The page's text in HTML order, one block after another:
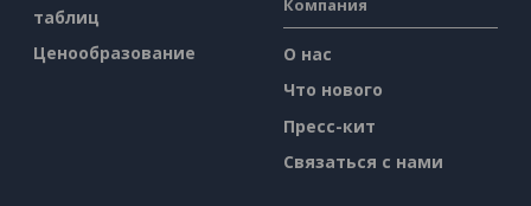
таблиц
Ценообразование
О нас
Что нового
Пресс-кит
Связаться с нами